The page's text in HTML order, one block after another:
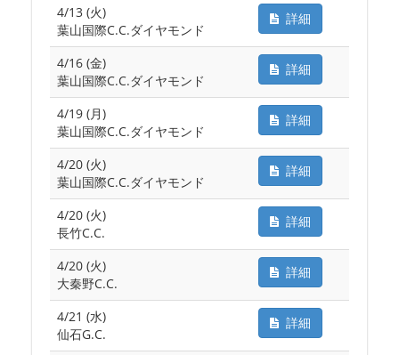
4/13 (火)
葉山国際C.C.ダイヤモンド
詳細
4/16 (金)
葉山国際C.C.ダイヤモンド
詳細
4/19 (月)
葉山国際C.C.ダイヤモンド
詳細
4/20 (火)
葉山国際C.C.ダイヤモンド
詳細
4/20 (火)
長竹C.C.
詳細
4/20 (火)
大秦野C.C.
詳細
4/21 (水)
仙石G.C.
詳細